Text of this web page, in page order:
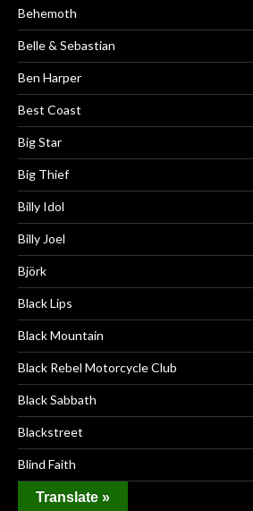
Behemoth
Belle & Sebastian
Ben Harper
Best Coast
Big Star
Big Thief
Billy Idol
Billy Joel
Björk
Black Lips
Black Mountain
Black Rebel Motorcycle Club
Black Sabbath
Blackstreet
Blind Faith
Blind Melon
Translate »